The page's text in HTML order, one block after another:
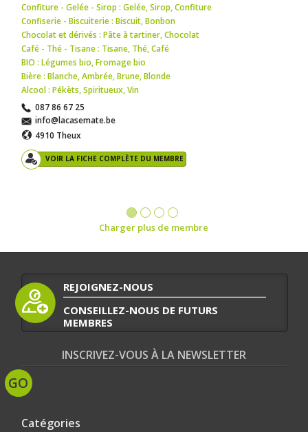
Confiture - Gelée - Sirop : Gelée,Sirop,Confiture
Confiserie - Biscuiterie : Biscuit,Bonbon
Chocolat et dérivés : Pâte à tartiner,Chocolat
Café - Thé - Tisane : Tisane, Thé,Café
BIO : Légumes bio,Fromage bio
Bière : Blanche,Ambrée,Brune,Blonde
Alcool : Pékèts,Spiritueux,Vin
087 86 67 25
info@lacasemate.be
4910 Theux
VOIR LA FICHE COMPLÈTE DU MEMBRE
Charger plus de membre
REJOIGNEZ-NOUS
CONSEILLEZ-NOUS DE FUTURS
MEMBRES
INSCRIVEZ-VOUS À LA NEWSLETTER
Catégories